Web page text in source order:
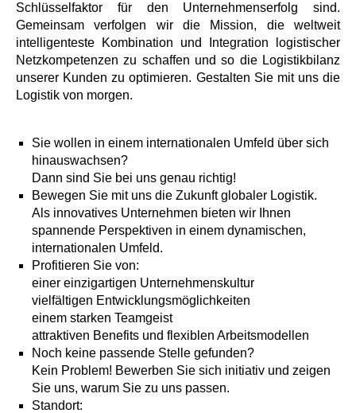
Schlüsselfaktor für den Unternehmenserfolg sind.
Gemeinsam verfolgen wir die Mission, die weltweit
intelligenteste Kombination und Integration logistischer
Netzkompetenzen zu schaffen und so die Logistikbilanz
unserer Kunden zu optimieren. Gestalten Sie mit uns die
Logistik von morgen.
Sie wollen in einem internationalen Umfeld über sich
hinauswachsen?
Dann sind Sie bei uns genau richtig!
Bewegen Sie mit uns die Zukunft globaler Logistik.
Als innovatives Unternehmen bieten wir Ihnen
spannende Perspektiven in einem dynamischen,
internationalen Umfeld.
Profitieren Sie von:
einer einzigartigen Unternehmenskultur
vielfältigen Entwicklungsmöglichkeiten
einem starken Teamgeist
attraktiven Benefits und flexiblen Arbeitsmodellen
Noch keine passende Stelle gefunden?
Kein Problem! Bewerben Sie sich initiativ und zeigen
Sie uns, warum Sie zu uns passen.
Standort: